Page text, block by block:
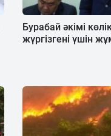
Бурабай әкімі
жүргізгені үшін